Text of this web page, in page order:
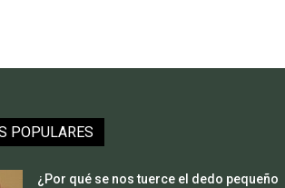
POPULARES
¿Por qué se nos tuerce el dedo pequeño